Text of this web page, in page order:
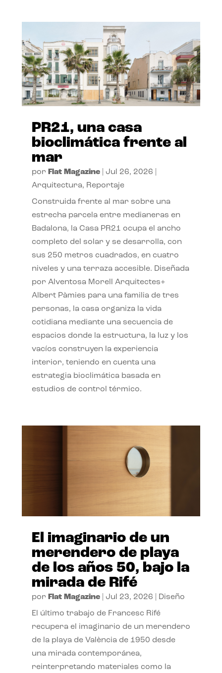
PR21, una casa
bioclimática frente al
mar
por Flat Magazine| Jul 26, 2026
Arquitectura, Reportaje
Construida frente al mar sobre una
estrecha parcela entre medianeras en
Badalona, la Casa PR21 ocupa el ancho
completo del solar y se desarrolla, con
sus 250 metros cuadrados, en cuatro
niveles y una terraza accesible. Diseñada
por Alventosa Morell Arquitectes+
Albert Pàmies para una familia de tres
personas, la casa organiza la vida
cotidiana mediante una secuencia de
espacios donde la estructura, la luz y los
vacíos construyen la experiencia
interior, teniendo en cuenta una
estrategia bioclimática basada en
estudios de control térmico.
El imaginario de un
merendero de playa
de los años 50, bajo la
mirada de Rifé
por Flat Magazine| Jul 23, 2026 Diseño
El último trabajo de Francesc Rifé
recupera el imaginario de un merendero
de la playa de València de 1950 desde
una mirada contemporánea,
reinterpretando materiales como la